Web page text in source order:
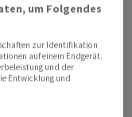
und damit
der
Robert Kenyon
sein, sagte
pba/DP/jha
um Folgendes
zur Identifikation
auf einem Endgerät.
und der
Entwicklung und